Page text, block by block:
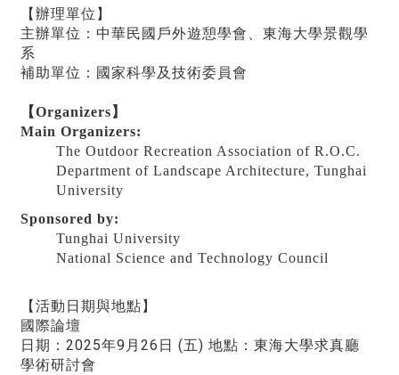
【辦理單位】
主辦單位：中華民國戶外遊憩學會、東海大學景觀學
系
補助單位：國家科學及技術委員會
【Organizers】
Main Organizers:
The Outdoor Recreation Association of R.O.C.
Department of Landscape Architecture, Tunghai
University
Sponsored by:
Tunghai University
National Science and Technology Council
【活動日期與地點】
國際論壇
日期：2025年9月26日 (五) 地點：東海大學求真廳
學術研討會